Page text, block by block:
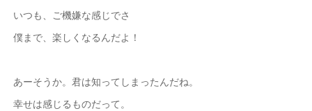
いつも、ご機嫌な感じでさ
僕まで、楽しくなるんだよ！
あーそうか。君は知ってしまったんだね。
幸せは感じるものだって。